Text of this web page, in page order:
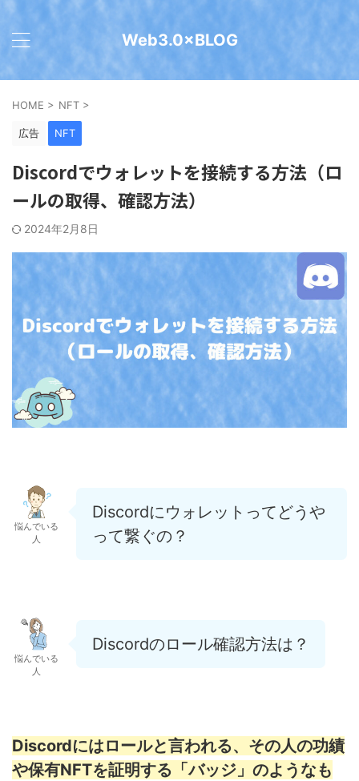
Web3.0×BLOG
HOME > NFT >
広告 NFT
Discordでウォレットを接続する方法（ロ
ールの取得、確認方法）
2024年2月8日
悩んでいる
人
Discordにウォレットってどうや
って繋ぐの？
悩んでいる
人
Discordのロール確認方法は？
Discordにはロールと言われる、その人の功績
や保有NFTを証明する「バッジ」のようなも